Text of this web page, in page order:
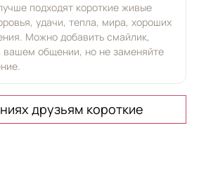
подходят короткие живые
удачи, тепла, мира, хороших
Можно добавить смайлик,
вашем общении, но не заменяйте
друзьям короткие